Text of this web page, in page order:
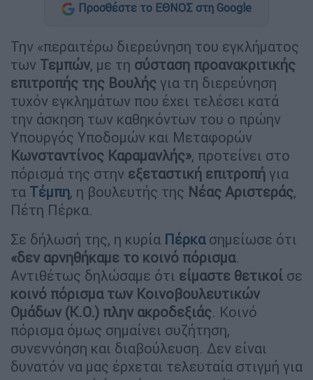
Προσθέστε το ΕΘΝΟΣ στη Google
Την «περαιτέρω διερεύνηση του εγκλήματος
των Τεμπών, με τη σύσταση προανακριτικής
επιτροπής της Βουλής για τη διερεύνηση
τυχόν εγκλημάτων που έχει τελέσει κατά
την άσκηση των καθηκόντων του ο πρώην
Υπουργός Υποδομών και Μεταφορών
Κωνσταντίνος Καραμανλής», προτείνει στο
πόρισμά της στην εξεταστική επιτροπή για
τα Τέμπη, η βουλευτής της Νέας Αριστεράς,
Πέτη Πέρκα.
Σε δήλωσή της, η κυρία Πέρκα σημείωσε ότι
«δεν αρνηθήκαμε το κοινό πόρισμα.
Αντιθέτως δηλώσαμε ότι είμαστε θετικοί σε
κοινό πόρισμα των Κοινοβουλευτικών
Ομάδων (Κ.Ο.) πλην ακροδεξιάς. Κοινό
πόρισμα όμως σημαίνει συζήτηση,
συνεννόηση και διαβούλευση. Δεν είναι
δυνατόν να μας έρχεται τελευταία στιγμή για